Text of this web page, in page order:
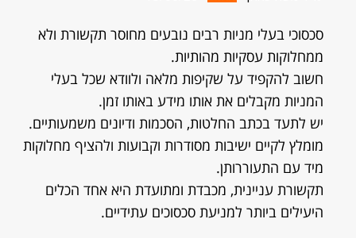
סכסוכי בעלי מניות רבים נובעים מחוסר תקשורת ולא
ממחלוקות עסקיות מהותיות.
חשוב להקפיד על שקיפות מלאה ולוודא שכל בעלי
המניות מקבלים את אותו מידע באותו זמן.
יש לתעד בכתב החלטות, הסכמות ודיונים משמעותיים.
מומלץ לקיים ישיבות מסודרות וקבועות ולהציף מחלוקות
מיד עם התעוררותן.
תקשורת עניינית, מכבדת ומתועדת היא אחד הכלים
היעילים ביותר למניעת סכסוכים עתידיים.